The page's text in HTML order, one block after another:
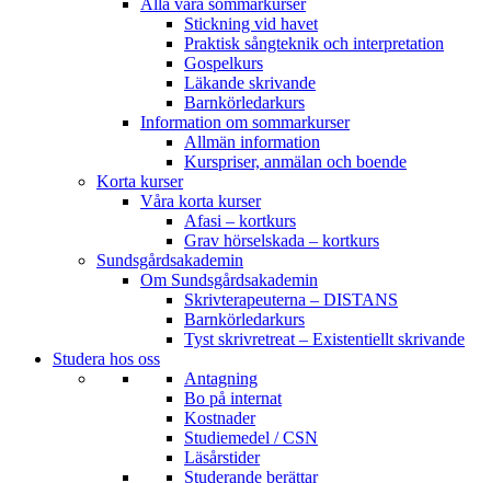
Alla våra sommarkurser
Stickning vid havet
Praktisk sångteknik och interpretation
Gospelkurs
Läkande skrivande
Barnkörledarkurs
Information om sommarkurser
Allmän information
Kurspriser, anmälan och boende
Korta kurser
Våra korta kurser
Afasi – kortkurs
Grav hörselskada – kortkurs
Sundsgårdsakademin
Om Sundsgårdsakademin
Skrivterapeuterna – DISTANS
Barnkörledarkurs
Tyst skrivretreat – Existentiellt skrivande
Studera hos oss
Antagning
Bo på internat
Kostnader
Studiemedel / CSN
Läsårstider
Studerande berättar